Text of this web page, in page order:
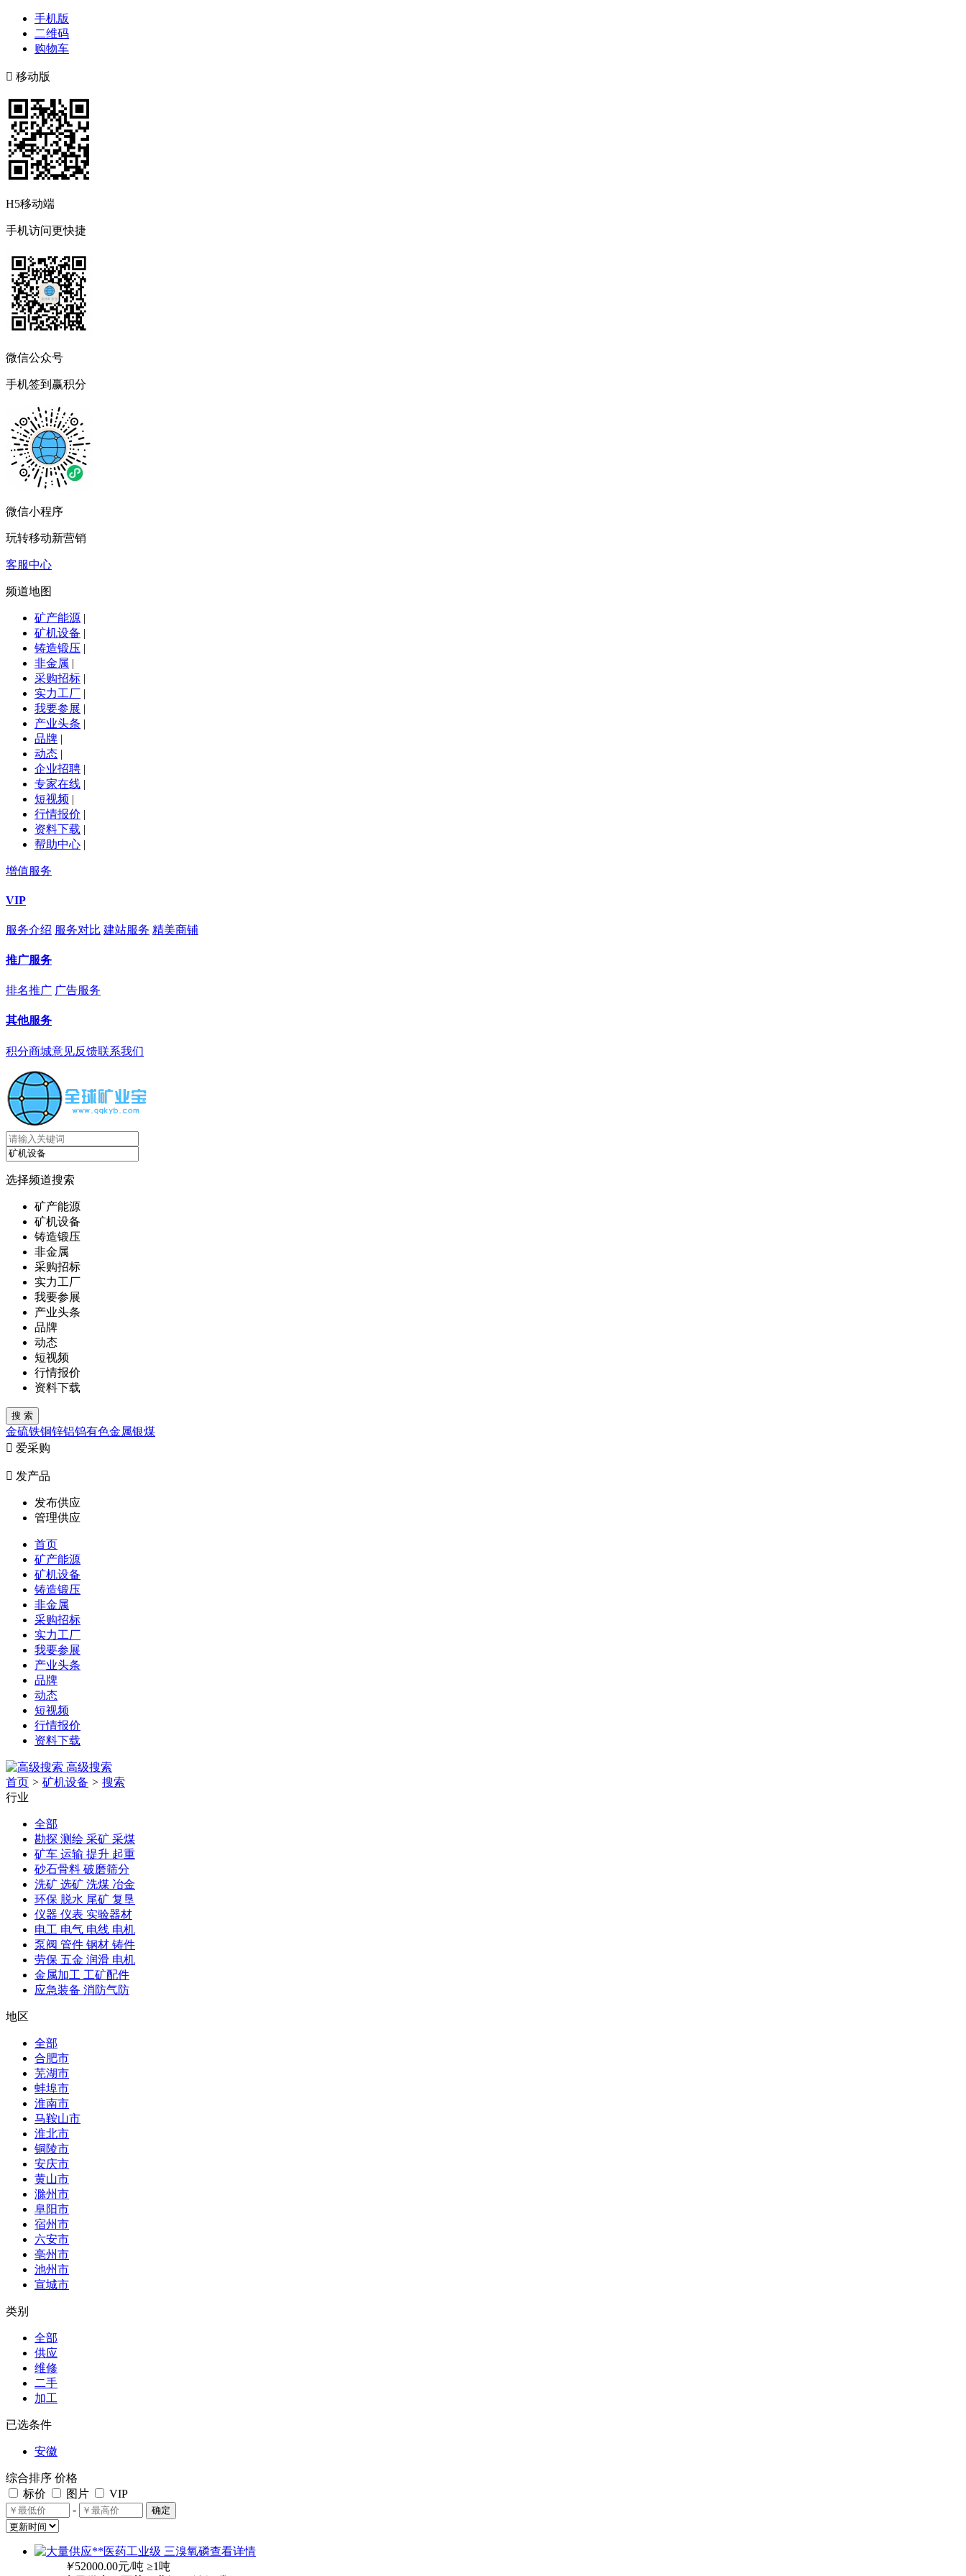
手机版
二维码
购物车
 移动版
H5移动端
手机访问更快捷
微信公众号
手机签到赢积分
微信小程序
玩转移动新营销
客服中心
频道地图
矿产能源 |
矿机设备 |
铸造锻压 |
非金属 |
采购招标 |
实力工厂 |
我要参展 |
产业头条 |
品牌 |
动态 |
企业招聘 |
专家在线 |
短视频 |
行情报价 |
资料下载 |
帮助中心 |
增值服务
VIP
服务介绍 服务对比 建站服务 精美商铺
推广服务
排名推广 广告服务
其他服务
积分商城意见反馈联系我们
选择频道搜索
矿产能源
矿机设备
铸造锻压
非金属
采购招标
实力工厂
我要参展
产业头条
品牌
动态
短视频
行情报价
资料下载
金硫铁铜锌铝钨有色金属银煤
 爱采购
 发产品
发布供应
管理供应
首页
矿产能源
矿机设备
铸造锻压
非金属
采购招标
实力工厂
我要参展
产业头条
品牌
动态
短视频
行情报价
资料下载
高级搜索
首页 > 矿机设备 > 搜索
行业
全部
勘探 测绘 采矿 采煤
矿车 运输 提升 起重
砂石骨料 破磨筛分
洗矿 选矿 洗煤 冶金
环保 脱水 尾矿 复垦
仪器 仪表 实验器材
电工 电气 电线 电机
泵阀 管件 钢材 铸件
劳保 五金 润滑 电机
金属加工 工矿配件
应急装备 消防气防
地区
全部
合肥市
芜湖市
蚌埠市
淮南市
马鞍山市
淮北市
铜陵市
安庆市
黄山市
滁州市
阜阳市
宿州市
六安市
亳州市
池州市
宣城市
类别
全部
供应
维修
二手
加工
已选条件
安徽
综合排序 价格
标价
图片
VIP
-
确定
查看详情
￥52000.00元/吨 ≥1吨